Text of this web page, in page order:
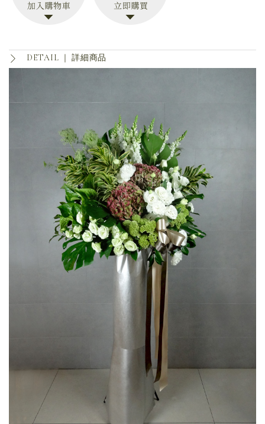
DETAIL ｜詳細商品